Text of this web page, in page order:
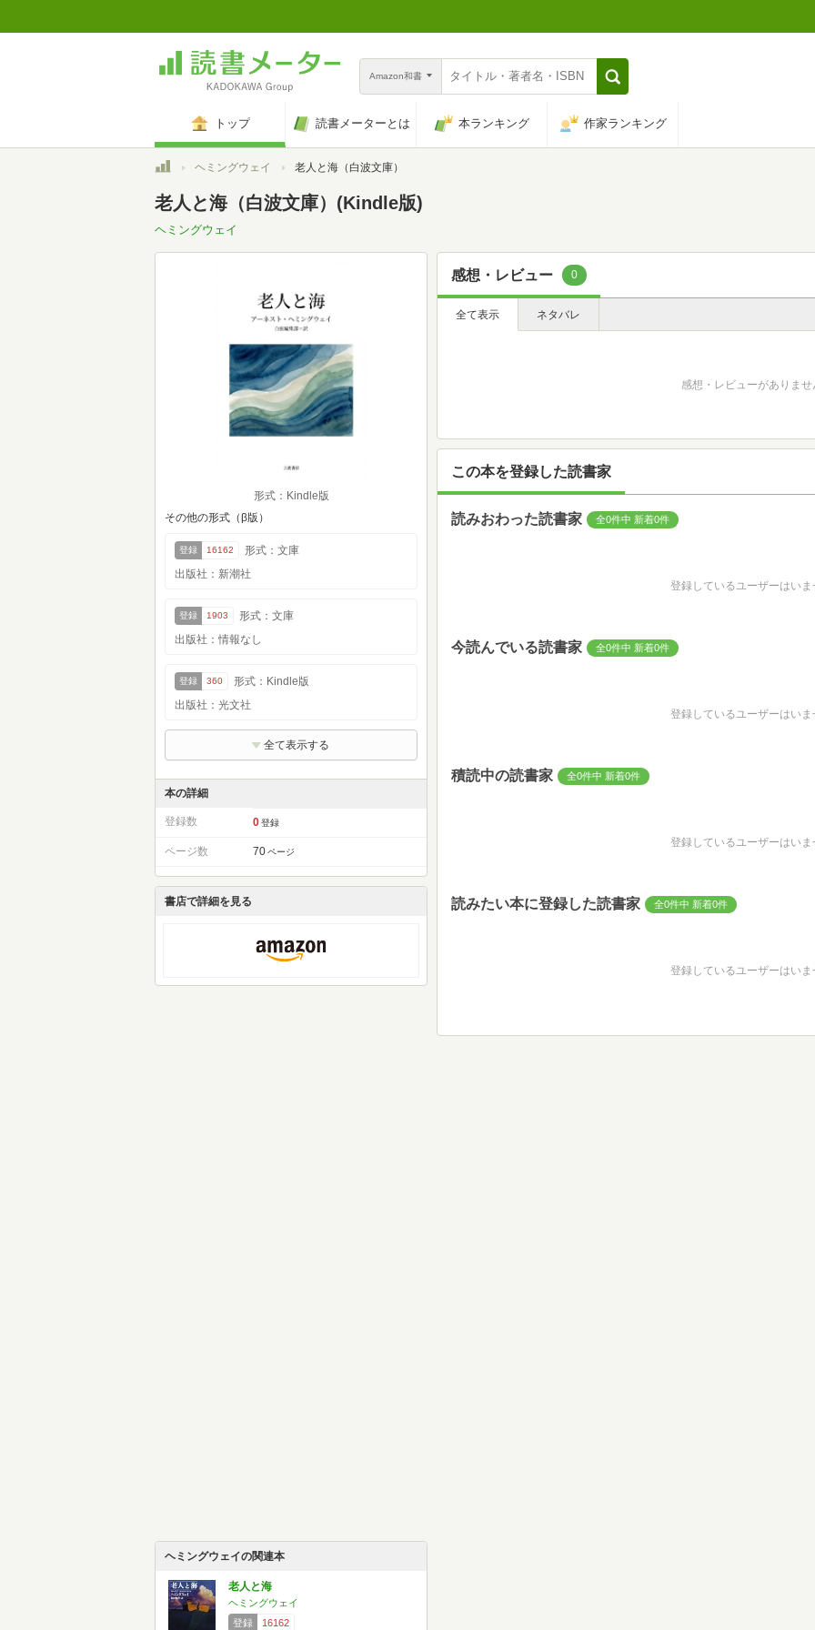
Amazon和書
トップ 読書メーターとは 本ランキング 作家ランキング
トップヘミングウェイ 老人と海（白波文庫）
老人と海（白波文庫）(Kindle版)
ヘミングウェイ
形式：Kindle版
その他の形式（β版）
登録 16162
形式：文庫
出版社：新潮社
登録 1903
形式：文庫
出版社：情報なし
登録 360
形式：Kindle版
出版社：光文社
全て表示する
本の詳細
登録数 0 登録
ページ数 70 ページ
書店で詳細を見る
ヘミングウェイの関連本
老人と海
ヘミングウェイ
登録
16162
感想・レビュー 0
全て表示 ネタバレ
感想・レビューがありませ
この本を登録した読書家
読みおわった読書家 全0件中 新着0件
登録しているユーザーはいま
今読んでいる読書家 全0件中 新着0件
登録しているユーザーはいま
積読中の読書家 全0件中 新着0件
登録しているユーザーはいま
読みたい本に登録した読書家 全0件中 新着0件
登録しているユーザーはいま